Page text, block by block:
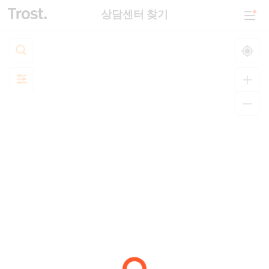
상담센터 찾기